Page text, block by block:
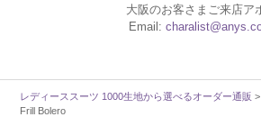
大阪のお客さまご来店ア
Email:
レディーススーツ 1000生地から選べるオーダー通販
Frill Bolero